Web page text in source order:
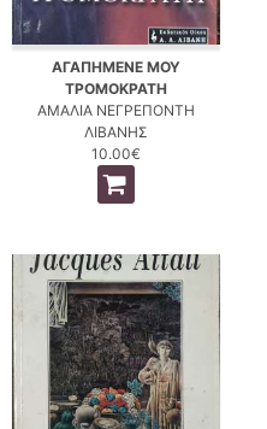
ΑΓΑΠΗΜΕΝΕ ΜΟΥ
ΤΡΟΜΟΚΡΑΤΗ
ΑΜΑΛΙΑ ΝΕΓΡΕΠΟΝΤΗ
ΛΙΒΑΝΗΣ
10.00€